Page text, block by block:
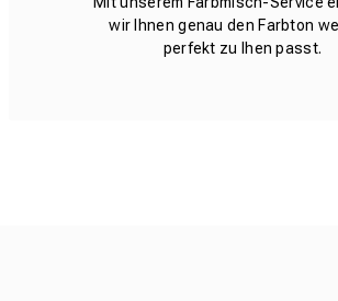
wir Ihnen genau den Farbton
perfekt zu Ihen passt.